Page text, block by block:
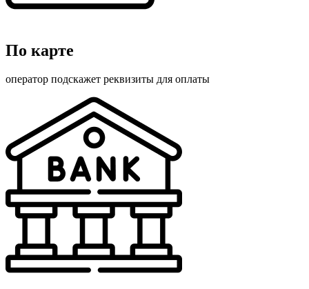
По карте
оператор подскажет реквизиты для оплаты